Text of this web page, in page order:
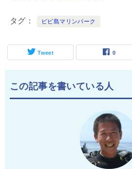
タグ ピピ島マリンパーク
Tweet 0
この記事を書いている人